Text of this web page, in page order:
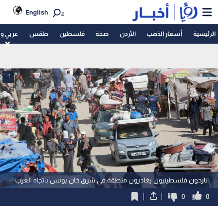
English
الرئيسية أسعار الذهب الأردن صحة فلسطين طقس عربي
نازحون فلسطينيون يغادرون منطقة في شرق خان يونس باتجاه الغرب
1
0
0